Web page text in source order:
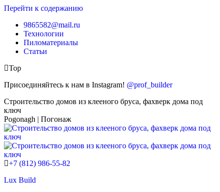
Перейти к содержанию
9865582@mail.ru
Технологии
Пиломатериалы
Статьи
Top
Присоединяйтесь к нам в Instagram! @prof_builder
Строительство домов из клееного бруса, фахверк дома под
ключ
Pogonagh | Погонаж
+7 (812) 986-55-82
Lux Build